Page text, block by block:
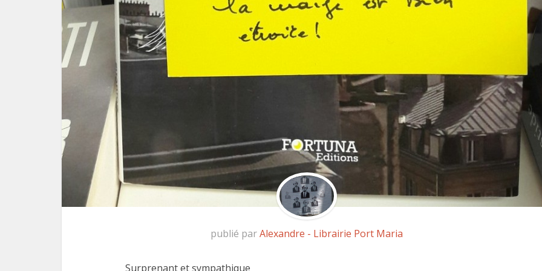
publié parAlexandre - Librairie Port Maria
Surprenant et sympathique